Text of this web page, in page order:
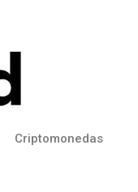
Criptomonedas